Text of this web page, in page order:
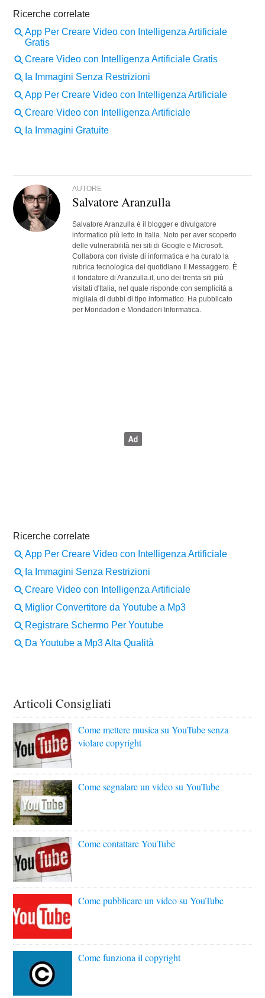
AUTORE
Salvatore Aranzulla
Salvatore Aranzulla è il blogger e divulgatore
informatico più letto in Italia. Noto per aver scoperto
delle vulnerabilità nei siti di Google e Microsoft.
Collabora con riviste di informatica e ha curato la
rubrica tecnologica del quotidiano Il Messaggero. È
il fondatore di Aranzulla.it, uno dei trenta siti più
visitati d'Italia, nel quale risponde con semplicità a
migliaia di dubbi di tipo informatico. Ha pubblicato
per Mondadori e Mondadori Informatica.
Articoli Consigliati
Come mettere musica su YouTube senza
violare copyright
Come segnalare un video su YouTube
Come contattare YouTube
Come pubblicare un video su YouTube
Come funziona il copyright